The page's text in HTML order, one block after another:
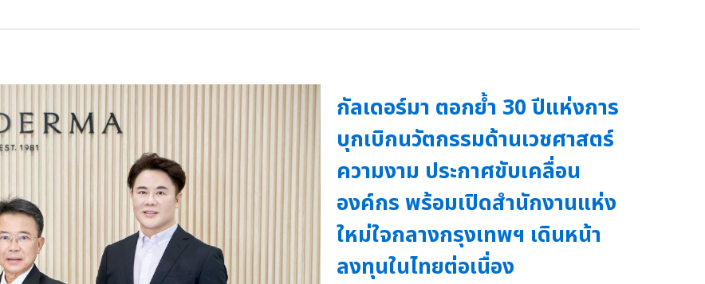
กัลเดอร์มา ตอกย้ำ 30 ปีแห่งการ
บุกเบิกนวัตกรรมด้านเวชศาสตร์
ความงาม ประกาศขับเคลื่อน
องค์กร พร้อมเปิดสำนักงานแห่ง
ใหม่ใจกลางกรุงเทพฯ เดินหน้า
ลงทุนในไทยต่อเนื่อง